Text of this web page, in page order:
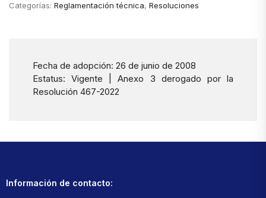
Categorías: Reglamentación técnica, Resoluciones
Fecha de adopción: 26 de junio de 2008
Estatus: Vigente | Anexo 3 derogado por la
Resolución 467-2022
Información de contacto: